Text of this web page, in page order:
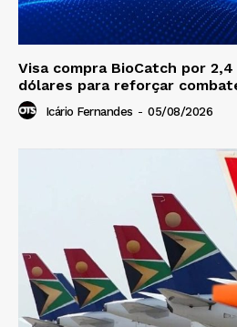
Visa compra BioCatch por
dólares para reforçar
Icário Fernandes - 05/08/2026